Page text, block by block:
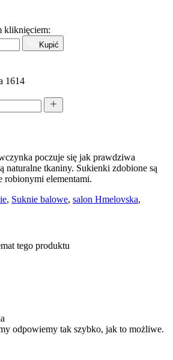
kliknięciem:
Kupić
1614
poczuje się jak prawdziwa
naturalne tkaniny. Sukienki zdobione są
robionymi elementami.
, Suknie balowe, salon Hmelovska,
tego produktu
odpowiemy tak szybko, jak to możliwe.